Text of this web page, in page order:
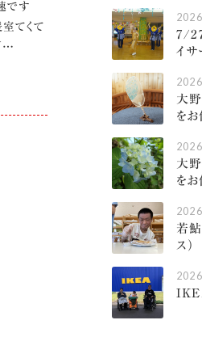
です
てくて
…
7/
イサ
大
をお
大
をお
若鮎
ス）